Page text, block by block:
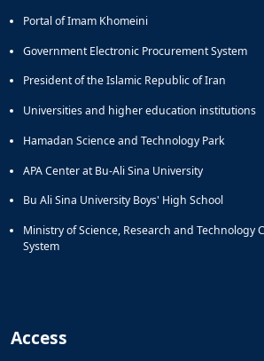
Portal of Imam Khomeini
Government Electronic Procurement System
President of the Islamic Republic of Iran
Universities and higher education institutions
Hamadan Science and Technology Park
APA Center at Bu-Ali Sina University
Bu Ali Sina University Boys' High School
Ministry of Science, Research and Technology
System
Access